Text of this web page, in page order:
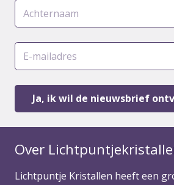
Over
Lichtpuntje Kristallen heeft een